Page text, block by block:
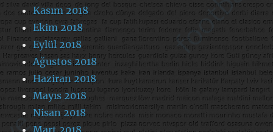
Kasım 2018
Ekim 2018
Eylül 2018
Ağustos 2018
Haziran 2018
Mayıs 2018
Nisan 2018
Mart 2018